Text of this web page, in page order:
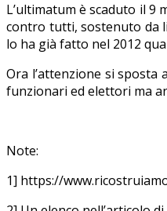
L’ultimatum è scaduto il
contro tutti, sostenuto da
lo ha già fatto nel 2012
Ora l’attenzione si
funzionari ed elettori ma
Note:
1] https://